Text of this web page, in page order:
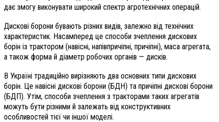
дає змогу виконувати широкий спектр агротехнічних операцій.
Дискові борони бувають різних видів, залежно від технічних
характеристик. Насамперед це способи зчеплення дискових
борін із трактором (навісні, напівпричіпні, причіпні), маса агрегата,
а також форма й діаметр робочих органів — дисків.
В Україні традиційно вирізняють два основних типи дискових
борін. Це навісні дискові борони (БДН) та причіпні дискові борони
(БДП). Утім, способи зчеплення з тракторами таких агрегатів
можуть бути різними й залежать від конструктивних
особливостей тієї чи іншої моделі.